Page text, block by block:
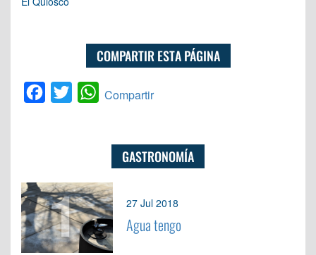
COMPARTIR ESTA PÁGINA
Facebook
Twitter WhatsApp
Compartir
GASTRONOMÍA
1 27 Jul 2018
Agua tengo